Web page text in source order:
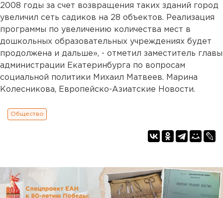
2008 годы за счет возвращения таких зданий город
увеличил сеть садиков на 28 объектов. Реализация
программы по увеличению количества мест в
дошкольных образовательных учреждениях будет
продолжена и дальше», - отметил заместитель главы
администрации Екатеринбурга по вопросам
социальной политики Михаил Матвеев. Марина
Колесникова, Европейско-Азиатские Новости.
Общество